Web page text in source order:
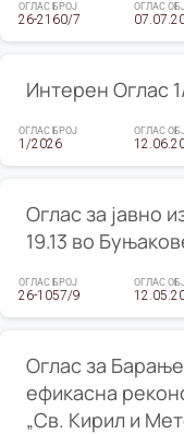
ОГЛАС БРОЈ
26-2160/7
ОГЛАС
Интерен Оглас
ОГЛАС БРОЈ
1/2026
ОГЛАС
Оглас за јавно
19.13 во
ОГЛАС БРОЈ
26-1057/9
ОГЛАС
Оглас за
ефикасна
„Св. Кирил и